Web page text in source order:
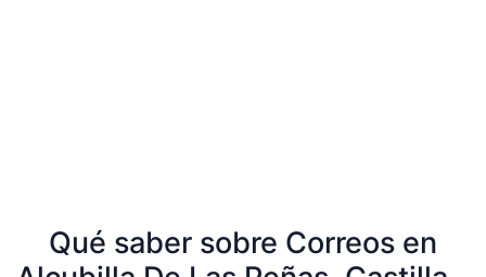
Qué saber sobre Correos en